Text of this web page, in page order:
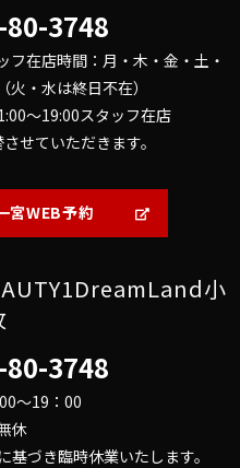
3748
在店時間：月・木・金・土・
・水は終日不在）
～19:00スタッフ在店
せていただきます。
WEB予約
小
3748
～19：00
休
づき臨時休業いたします。